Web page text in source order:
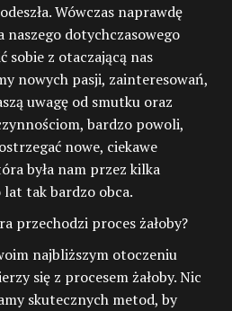
Wówczas naprawdę
dotychczasowego
sobie z otaczającą nas
nowych pasji, zainteresowań,
uwagę od smutku oraz
bardzo powoli,
nowe, ciekawe
była nam przez kilka
tak bardzo obca.
przechodzi proces żałoby?
najbliższym otoczeniu
się z procesem żałoby. Nic
skutecznych metod, by